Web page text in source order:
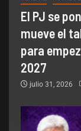
El PJ se
mueve el
para
2027
julio 31, 2026